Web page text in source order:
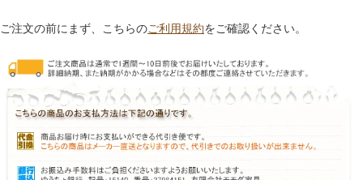
ご注文の前にまず、こちらのご利用規約をご確認ください。